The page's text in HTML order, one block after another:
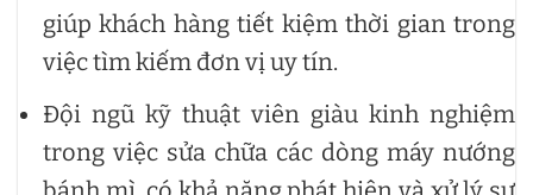
giúp khách hàng tiết kiệm thời gian trong
việc tìm kiếm đơn vị uy tín.
Đội ngũ kỹ thuật viên giàu kinh nghiệm
trong việc sửa chữa các dòng máy nướng